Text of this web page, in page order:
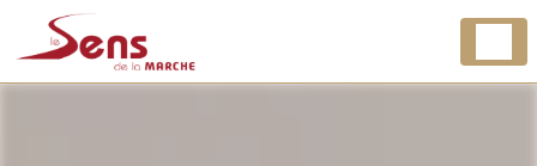
Panneau de gestion des cookies